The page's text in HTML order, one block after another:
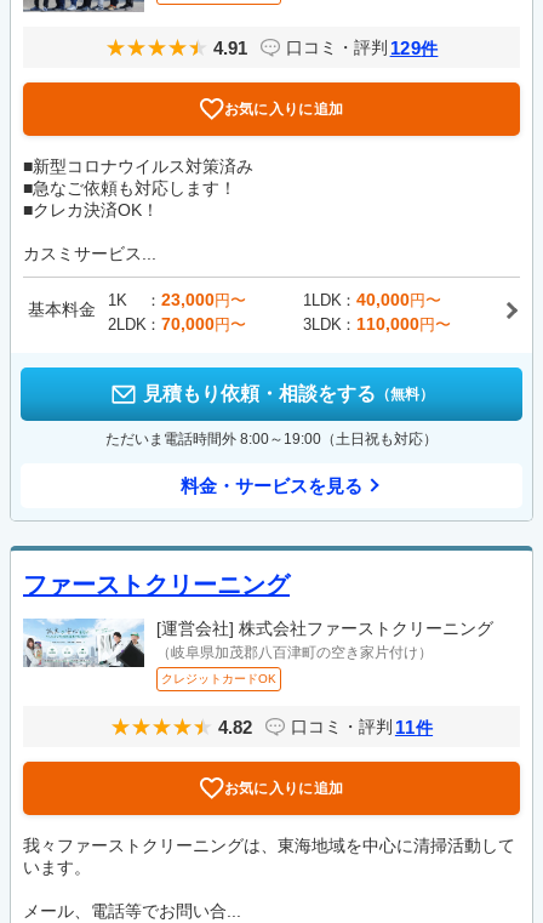
4.91 口コミ・評判 129件
お気に入りに追加
■新型コロナウイルス対策済み
■急なご依頼も対応します！
■クレカ決済OK！
カスミサービス...
基本料金 1K 23,000円〜 1LDK 40,000円〜
2LDK
70,000円〜 3LDK 110,000円〜
見積もり依頼・相談をする （無料）
ただいま電話時間外 8:00～19:00（土日祝も対応）
料金・サービスを見る
ファーストクリーニング
[運営会社] 株式会社ファーストクリーニング
（岐阜県加茂郡八百津町の空き家片付け）
クレジットカードOK
4.82 口コミ・評判 11件
お気に入りに追加
我々ファーストクリーニングは、東海地域を中心に清掃活動して
います。
メール、電話等でお問い合...